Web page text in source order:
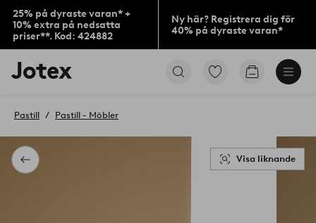
25% på dyraste varan* +
10% extra på nedsatta
priser**. Kod: 424882
Ny här? Registrera dig för
40% på dyraste varan*
Jotex
logotyp
till
Gå
Gå
Tillbaka
Pastill Pastill - Möbler
Visa liknande